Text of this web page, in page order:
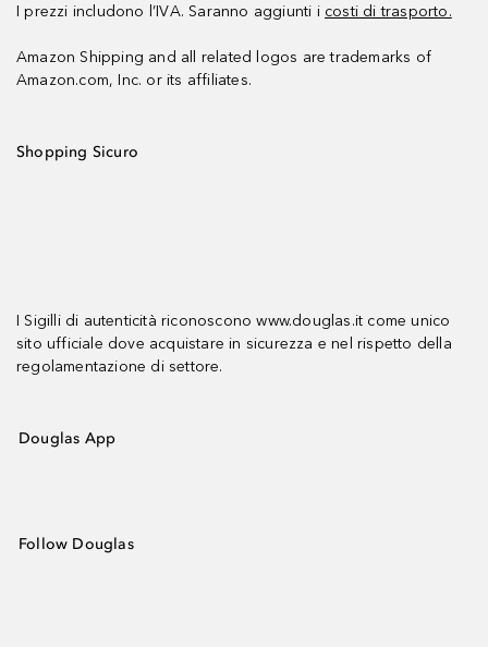
I prezzi includono l’IVA. Saranno aggiunti i costi di trasporto.
Amazon Shipping and all related logos are trademarks of
Amazon.com, Inc. or its affiliates.
Shopping Sicuro
I Sigilli di autenticità riconoscono www.douglas.it come unico
sito ufficiale dove acquistare in sicurezza e nel rispetto della
regolamentazione di settore.
Douglas App
Follow Douglas